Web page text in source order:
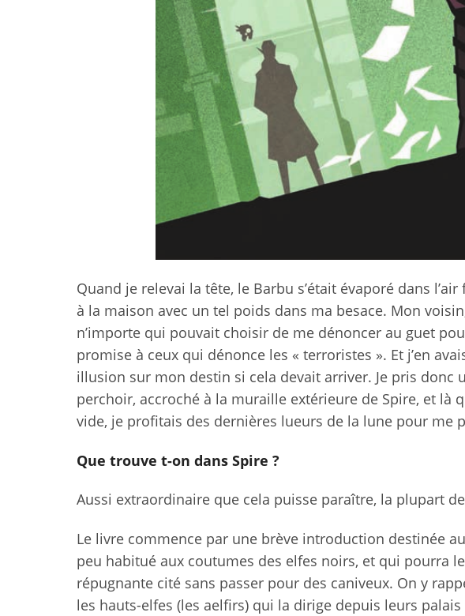
Quand je relevai la tête, le Barbu s’était évaporé dans
à la maison avec un tel poids dans ma besace. Mon
n’importe qui pouvait choisir de me dénoncer au guet
promise à ceux qui dénonce les « terroristes ». Et j’en
illusion sur mon destin si cela devait arriver. Je pris donc
perchoir, accroché à la muraille extérieure de Spire, et là
vide, je profitais des dernières lueurs de la lune pour me
Que trouve t-on dans Spire ?
Aussi extraordinaire que cela puisse paraître, la plupart
Le livre commence par une brève introduction destinée
peu habitué aux coutumes des elfes noirs, et qui pourra
répugnante cité sans passer pour des caniveux. On y
les hauts-elfes (les aelfirs) qui la dirige depuis leurs